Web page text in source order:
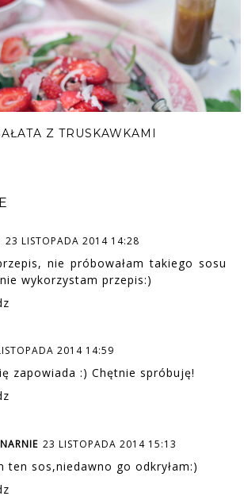
Z TRUSKAWKAMI
23 LISTOPADA 2014 14:28
nie próbowałam takiego sosu
wykorzystam przepis:)
2014 14:59
zapowiada :) Chętnie spróbuję!
23 LISTOPADA 2014 15:13
ten sos,niedawno go odkryłam:)